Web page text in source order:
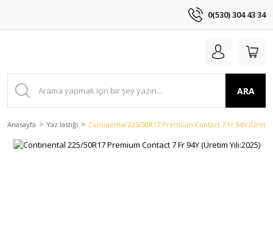
0(530) 304 43 34
ARA
Anasayfa Yaz lastiği Continental 225/50R17 Premium Contact 7 Fr 94Y (Üretim